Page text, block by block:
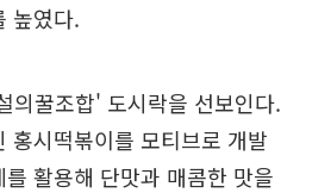
높였다.
의꿀조합' 도시락을 선보인다.
홍시떡볶이를 모티브로 개발
활용해 단맛과 매콤한 맛을